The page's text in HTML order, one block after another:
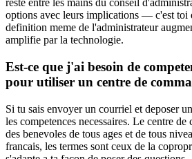
reste entre les mains du conseil
options avec leurs implications — c'est toi
definition meme de l'administrateur
amplifie par la technologie.
Est-ce que j'ai besoin de
pour utiliser un centre de
Si tu sais envoyer un courriel et deposer
les competences necessaires. Le centre
des benevoles de tous ages et de tous
francais, les termes sont ceux de la